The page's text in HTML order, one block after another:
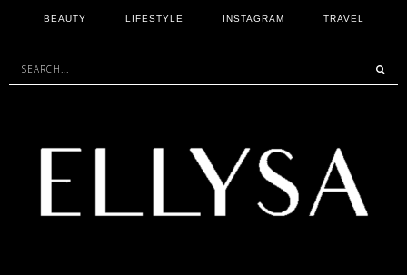
BEAUTY LIFESTYLE INSTAGRAM TRAVEL